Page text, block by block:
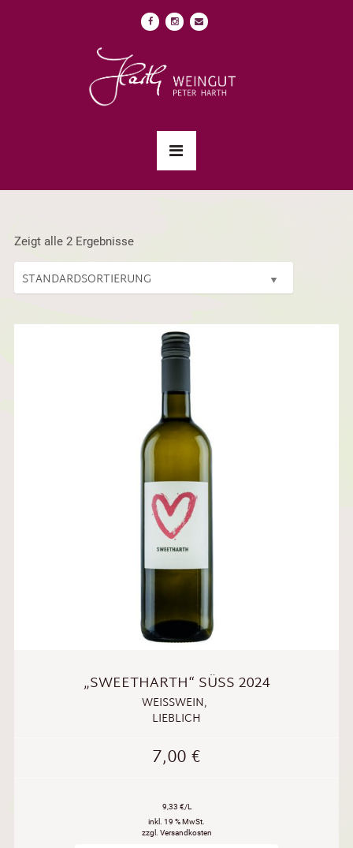
Zeigt alle 2 Ergebnisse
„SWEETHARTH“ SÜSS 2024
WEISSWEIN ,
LIEBLICH
7,00€
9,33 €/L
inkl. 19 % MwSt.
zzgl. Versandkosten